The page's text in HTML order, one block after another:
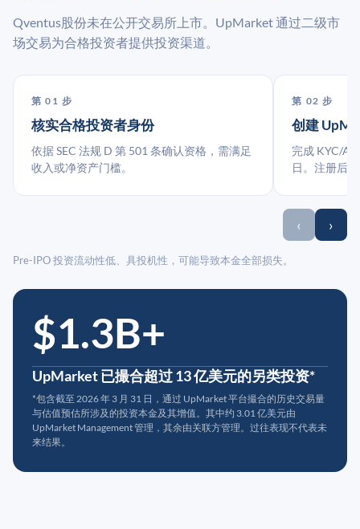
Qventus股份未在公开交易所上市。UpMarket 通过二级市
场交易为合格投资者提供投资渠道。
第 01 步
核实合格投资者身份
依据 SEC 法规 D 第 501 条确认资格，需满足
收入或净资产门槛。
第 02 步
创建
完成 KYC/
日。注册后
‹ ›
Pre-IPO 投资流动性低、具投机性，可能导致本金全部损失。
$1.3B+
UpMarket 已撮合超过 13 亿美元的另类投资*
*包含截至 2026 年 3 月 31 日，通过 UpMarket 平台撮合的历史交易量
与估值预估所涉及的投资本金及其增值。其中约 3.01 亿美元由
UpMarket Management 管理，其余由关联方管理。过往表现不代表未
来结果。